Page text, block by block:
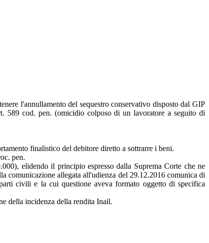
l'annullamento del sequestro conservativo disposto dal GIP
cod. pen. (omicidio colposo di un lavoratore a seguito di
finalistico del debitore diretto a sottrarre i beni.
pen.
elidendo il principio espresso dalla Suprema Corte che ne
comunicazione allegata all'udienza del 29.12.2016 comunica di
civili e la cui questione aveva formato oggetto di specifica
della incidenza della rendita Inail.